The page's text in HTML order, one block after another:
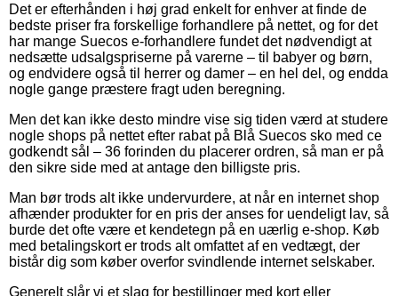
Det er efterhånden i høj grad enkelt for enhver at finde de
bedste priser fra forskellige forhandlere på nettet, og for det
har mange Suecos e-forhandlere fundet det nødvendigt at
nedsætte udsalgspriserne på varerne – til babyer og børn,
og endvidere også til herrer og damer – en hel del, og endda
nogle gange præstere fragt uden beregning.
Men det kan ikke desto mindre vise sig tiden værd at studere
nogle shops på nettet efter rabat på Blå Suecos sko med ce
godkendt sål – 36 forinden du placerer ordren, så man er på
den sikre side med at antage den billigste pris.
Man bør trods alt ikke undervurdere, at når en internet shop
afhænder produkter for en pris der anses for uendeligt lav, så
burde det ofte være et kendetegn på en uærlig e-shop. Køb
med betalingskort er trods alt omfattet af en vedtægt, der
bistår dig som køber overfor svindlende internet selskaber.
Generelt slår vi et slag for bestillinger med kort eller